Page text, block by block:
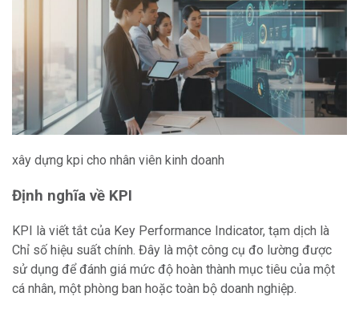
xây dựng kpi cho nhân viên kinh doanh
Định nghĩa về KPI
KPI là viết tắt của Key Performance Indicator, tạm dịch là
Chỉ số hiệu suất chính. Đây là một công cụ đo lường được
sử dụng để đánh giá mức độ hoàn thành mục tiêu của một
cá nhân, một phòng ban hoặc toàn bộ doanh nghiệp.